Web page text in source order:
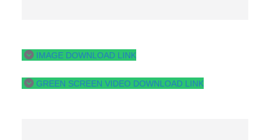
IMAGE DOWNLOAD LINK
GREEN SCREEN VIDEO DOWNLOAD LINK